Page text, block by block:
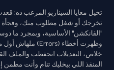
تخيل معايا السيناريو المرعب ده:
تخرجك أو شغل مطلوب منك،
المنقذ اللي بيخليك تنام وأنت